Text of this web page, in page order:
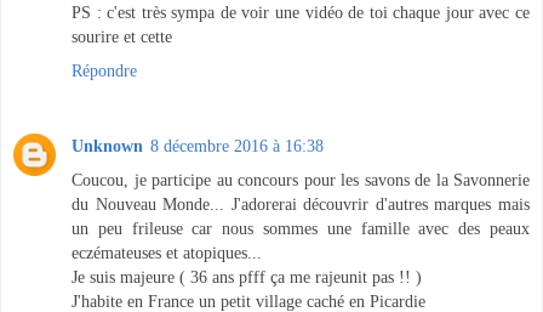
PS : c'est très sympa de voir une vidéo de toi chaque jour avec ce
sourire et cette
Répondre
Unknown 8 décembre 2016 à 16:38
Coucou, je participe au concours pour les savons de la Savonnerie
du Nouveau Monde... J'adorerai découvrir d'autres marques mais
un peu frileuse car nous sommes une famille avec des peaux
eczémateuses et atopiques...
Je suis majeure ( 36 ans pfff ça me rajeunit pas !! )
J'habite en France un petit village caché en Picardie